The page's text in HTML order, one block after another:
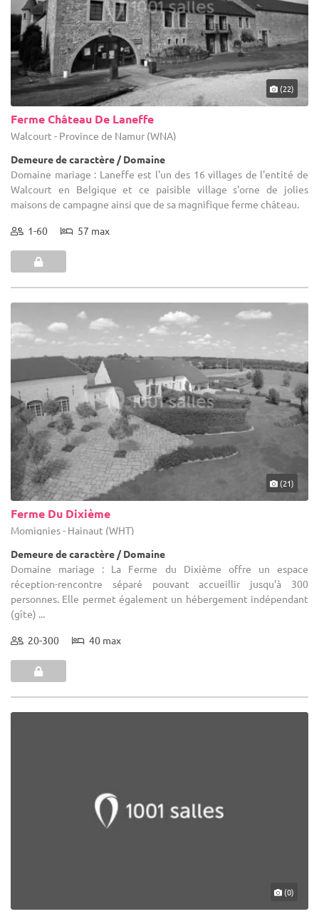
(22)
Ferme Château De Laneffe
Walcourt - Province de Namur (WNA)
Demeure de caractère / Domaine
Domaine mariage : Laneffe est l'un des 16 villages de l'entité de
Walcourt en Belgique et ce paisible village s'orne de jolies
maisons de campagne ainsi que de sa magnifique ferme château.
1-60 57 max
(21)
Ferme Du Dixième
Momignies - Hainaut (WHT)
Demeure de caractère / Domaine
Domaine mariage : La Ferme du Dixième offre un espace
réception-rencontre séparé pouvant accueillir jusqu'à 300
personnes. Elle permet également un hébergement indépendant
(gîte) ...
20-300 40 max
(0)